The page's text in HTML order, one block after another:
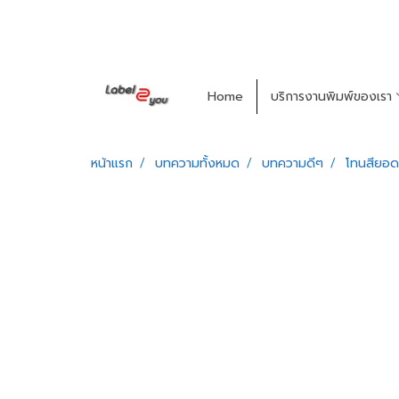
Home บริการงานพิมพ์ของเรา
หน้าแรก บทความทั้งหมด บทความดีๆ โทนสียอ